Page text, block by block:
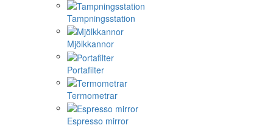
Tampningsstation
Mjölkkannor
Portafilter
Termometrar
Espresso mirror